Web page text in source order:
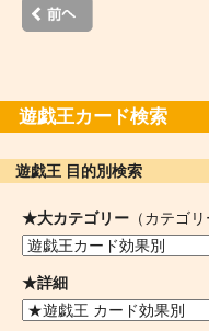
遊戯王カード検索
遊戯王 目的別検索
★大カテゴリー （カテゴ
★詳細